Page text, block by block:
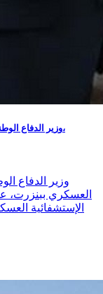
وزير الدفاع الوطني يؤدّي زيارة ميدانية إلى المستشفى العسكري ببنزرت،
وزير الدفاع
العسكري ببنزرت،
الإستشفائية